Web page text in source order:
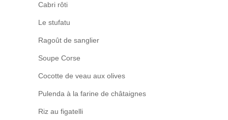
Cabri rôti
Le stufatu
Ragoût de sanglier
Soupe Corse
Cocotte de veau aux olives
Pulenda à la farine de châtaignes
Riz au figatelli